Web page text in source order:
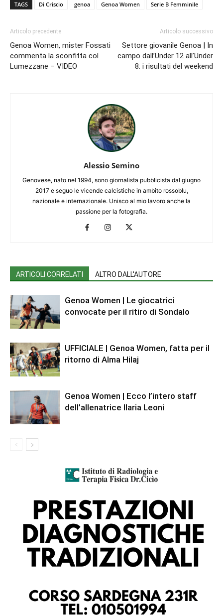
TAGS Di Criscio genoa Genoa Women Serie B Femminile
Articolo precedente
Genoa Women, mister Fossati
commenta la sconfitta col
Lumezzane – VIDEO
Articolo successivo
Settore giovanile Genoa | In
campo dall’Under 12 all’Under
8: i risultati del weekend
Alessio Semino
Genovese, nato nel 1994, sono giornalista pubblicista dal giugno
2017 e seguo le vicende calcistiche in ambito rossoblu,
nazionale e internazionale. Unisco al mio lavoro anche la
passione per la fotografia.
ARTICOLI CORRELATI ALTRO DALL'AUTORE
Genoa Women | Le giocatrici
convocate per il ritiro di Sondalo
UFFICIALE | Genoa Women, fatta per il
ritorno di Alma Hilaj
Genoa Women | Ecco l’intero staff
dell’allenatrice Ilaria Leoni